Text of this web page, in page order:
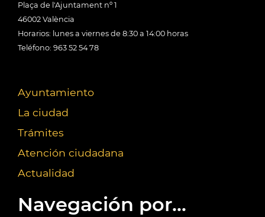
Plaça de l'Ajuntament nº 1
46002 València
Horarios: lunes a viernes de 8:30 a 14:00 horas
Teléfono: 963 52 54 78
Ayuntamiento
La ciudad
Trámites
Atención ciudadana
Actualidad
Navegación por...